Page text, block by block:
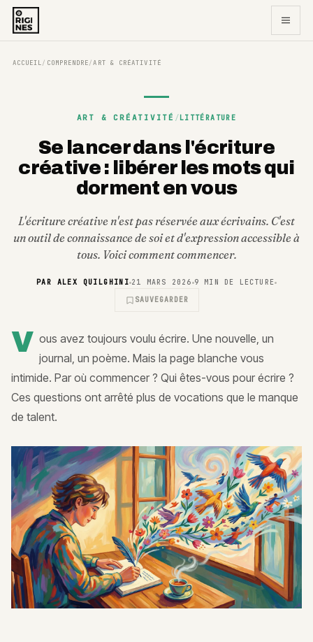
ACCUEIL / COMPRENDRE /ART & CRÉATIVITÉ
ART & CRÉATIVITÉ /LITTÉRATURE
Se lancer dans l'écriture
créative : libérer les mots qui
dorment en vous
L'écriture créative n'est pas réservée aux écrivains. C'est
un outil de connaissance de soi et d'expression accessible à
tous. Voici comment commencer.
PAR ALEX QUILGHINI 21 MARS 2026 9 MIN DE LECTURE
SAUVEGARDER
V ous avez toujours voulu écrire. Une nouvelle, un
journal, un poème. Mais la page blanche vous
intimide. Par où commencer ? Qui êtes-vous pour écrire ?
Ces questions ont arrêté plus de vocations que le manque
de talent.